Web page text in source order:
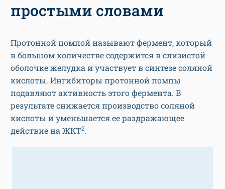
простыми словами
Протонной помпой называют фермент, который
в большом количестве содержится в слизистой
оболочке желудка и участвует в синтезе соляной
кислоты. Ингибиторы протонной помпы
подавляют активность этого фермента. В
результате снижается производство соляной
кислоты и уменьшается ее раздражающее
действие на ЖКТ2.